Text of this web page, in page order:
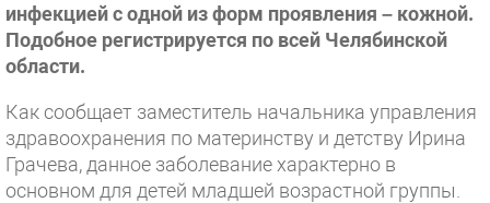
инфекцией с одной из форм проявления – кожной.
Подобное регистрируется по всей Челябинской
области.
Как сообщает заместитель начальника управления
здравоохранения по материнству и детству Ирина
Грачева, данное заболевание характерно в
основном для детей младшей возрастной группы.